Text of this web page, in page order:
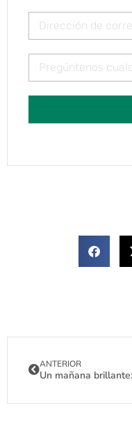
ANTERIOR